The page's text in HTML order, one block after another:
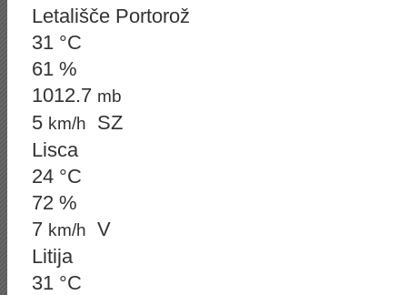
Letališče Portorož
31 °C
61 %
1012.7 mb
5 km/h
SZ
Lisca
24 °C
72 %
7 km/h
V
Litija
31 °C